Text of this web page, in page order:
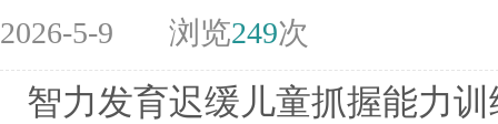
2026-5-9 浏览249次
智力发育迟缓儿童抓握能力